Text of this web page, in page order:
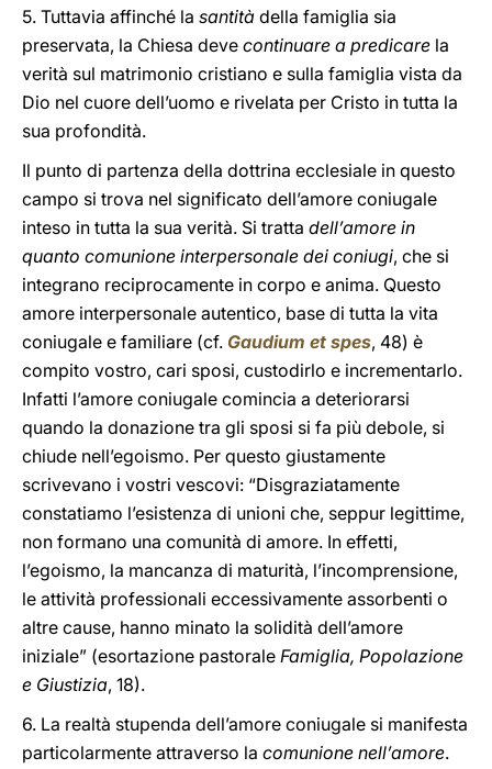
5. Tuttavia affinché la santità della famiglia sia
preservata, la Chiesa deve continuare a predicare la
verità sul matrimonio cristiano e sulla famiglia vista da
Dio nel cuore dell’uomo e rivelata per Cristo in tutta la
sua profondità.
Il punto di partenza della dottrina ecclesiale in questo
campo si trova nel significato dell’amore coniugale
inteso in tutta la sua verità. Si tratta dell’amore in
quanto comunione interpersonale dei coniugi, che si
integrano reciprocamente in corpo e anima. Questo
amore interpersonale autentico, base di tutta la vita
coniugale e familiare (cf. Gaudium et spes, 48) è
compito vostro, cari sposi, custodirlo e incrementarlo.
Infatti l’amore coniugale comincia a deteriorarsi
quando la donazione tra gli sposi si fa più debole, si
chiude nell’egoismo. Per questo giustamente
scrivevano i vostri vescovi: “Disgraziatamente
constatiamo l’esistenza di unioni che, seppur legittime,
non formano una comunità di amore. In effetti,
l’egoismo, la mancanza di maturità, l’incomprensione,
le attività professionali eccessivamente assorbenti o
altre cause, hanno minato la solidità dell’amore
iniziale” (esortazione pastorale Famiglia, Popolazione
e Giustizia, 18).
6. La realtà stupenda dell’amore coniugale si manifesta
particolarmente attraverso la comunione nell’amore.